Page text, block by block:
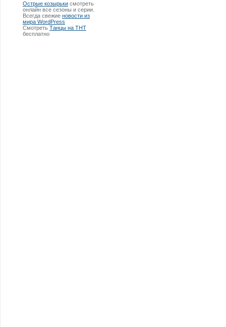
Острые козырьки смотреть
онлайн все сезоны и серии.
Всегда свежие новости из
мира WordPress
Смотреть Танцы на ТНТ
бесплатно